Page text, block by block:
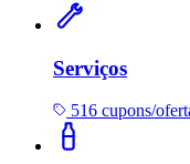
Serviços
516 cupons/